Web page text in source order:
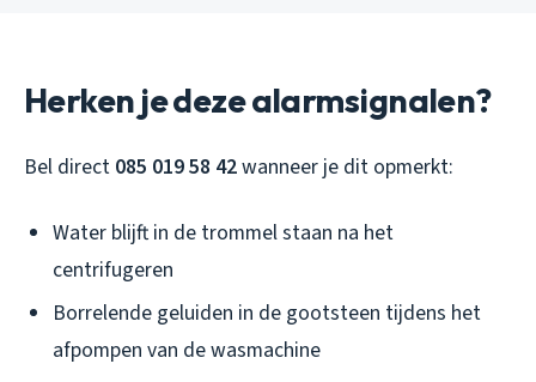
Herken je deze alarmsignalen?
Bel direct 085 019 58 42wanneer je dit opmerkt:
Water blijft in de trommel staan na het
centrifugeren
Borrelende geluiden in de gootsteen tijdens het
afpompen van de wasmachine